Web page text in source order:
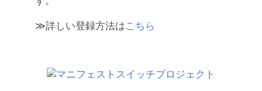
≫詳しい登録方法はこちら